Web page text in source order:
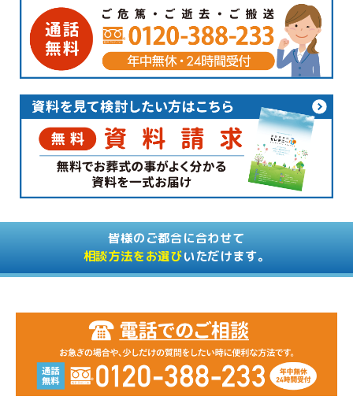
皆様のご都合に合わせて
相談方法をお選びいただけます。